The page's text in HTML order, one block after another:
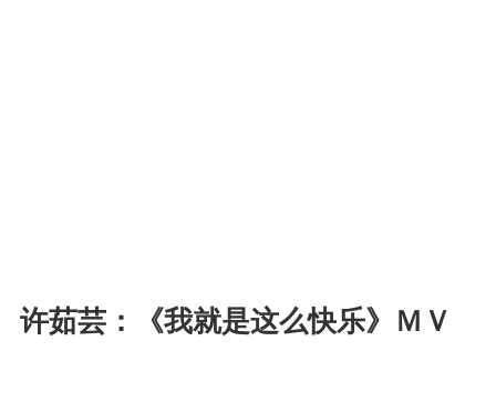
许茹芸：《我就是这么快乐》ＭＶ